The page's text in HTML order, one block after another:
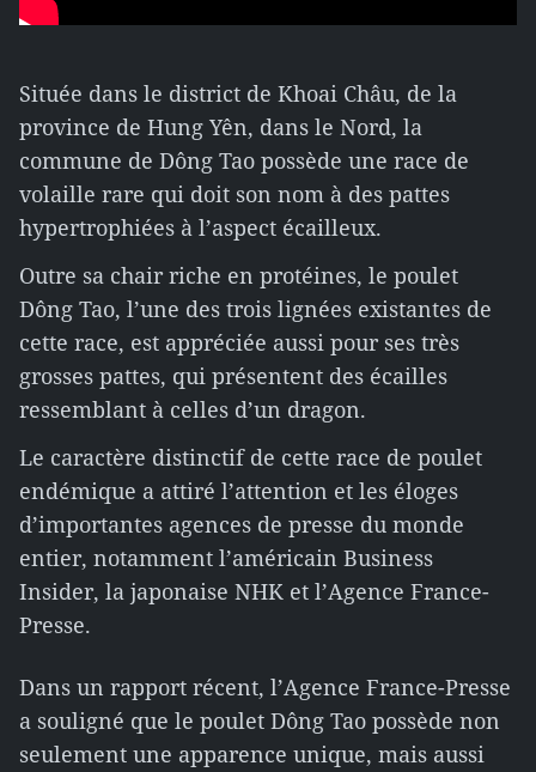
Située dans le district de Khoai Châu, de la
province de Hung Yên, dans le Nord, la
commune de Dông Tao possède une race de
volaille rare qui doit son nom à des pattes
hypertrophiées à l’aspect écailleux.
Outre sa chair riche en protéines, le poulet
Dông Tao, l’une des trois lignées existantes de
cette race, est appréciée aussi pour ses très
grosses pattes, qui présentent des écailles
ressemblant à celles d’un dragon.
Le caractère distinctif de cette race de poulet
endémique a attiré l’attention et les éloges
d’importantes agences de presse du monde
entier, notamment l’américain Business
Insider, la japonaise NHK et l’Agence France-
Presse.
Dans un rapport récent, l’Agence France-Presse
a souligné que le poulet Dông Tao possède non
seulement une apparence unique, mais aussi